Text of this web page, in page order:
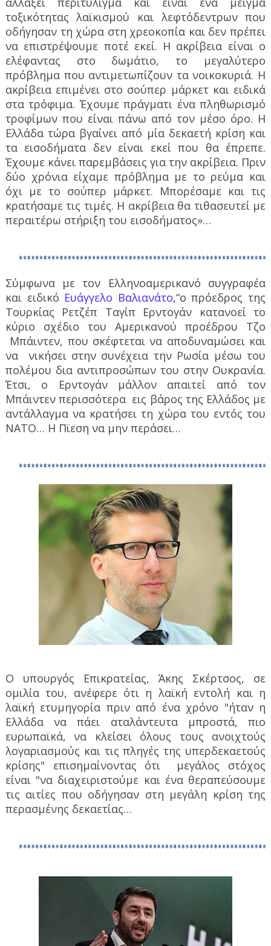
τοξικότητας λαϊκισμού και λεφτόδεντρων που
οδήγησαν τη χώρα στη χρεοκοπία και δεν πρέπει
να επιστρέψουμε ποτέ εκεί. Η ακρίβεια είναι ο
ελέφαντας στο δωμάτιο, το μεγαλύτερο
πρόβλημα που αντιμετωπίζουν τα νοικοκυριά. Η
ακρίβεια επιμένει στο σούπερ μάρκετ και ειδικά
στα τρόφιμα. Έχουμε πράγματι ένα πληθωρισμό
τροφίμων που είναι πάνω από τον μέσο όρο. Η
Ελλάδα τώρα βγαίνει από μία δεκαετή κρίση και
τα εισοδήματα δεν είναι εκεί που θα έπρεπε.
Έχουμε κάνει παρεμβάσεις για την ακρίβεια. Πριν
δύο χρόνια είχαμε πρόβλημα με το ρεύμα και
όχι με το σούπερ μάρκετ. Μπορέσαμε και τις
κρατήσαμε τις τιμές. Η ακρίβεια θα τιθασευτεί με
περαιτέρω στήριξη του εισοδήματος»…
Σύμφωνα με τον Ελληνοαμερικανό συγγραφέα
και ειδικό Ευάγγελο Βαλιανάτο,“ο πρόεδρος της
Τουρκίας Ρετζέπ Ταγίπ Ερντογάν κατανοεί το
κύριο σχέδιο του Αμερικανού προέδρου Τζο
Μπάιντεν, που σκέφτεται να αποδυναμώσει και
να νικήσει στην συνέχεια την Ρωσία μέσω του
πολέμου δια αντιπροσώπων του στην Ουκρανία.
Έτσι, ο Ερντογάν μάλλον απαιτεί από τον
Μπάιντεν περισσότερα εις βάρος της Ελλάδος με
αντάλλαγμα να κρατήσει τη χώρα του εντός του
ΝΑΤΟ… Η Πϊεση να μην περάσει…
Ο υπουργός Επικρατείας, Άκης Σκέρτσος, σε
ομιλία του, ανέφερε ότι η λαϊκή εντολή και η
λαϊκή ετυμηγορία πριν από ένα χρόνο "ήταν η
Ελλάδα να πάει αταλάντευτα μπροστά, πιο
ευρωπαϊκά, να κλείσει όλους τους ανοιχτούς
λογαριασμούς και τις πληγές της υπερδεκαετούς
κρίσης" επισημαίνοντας ότι
μεγάλος στόχος
είναι "να διαχειριστούμε και ένα θεραπεύσουμε
τις αιτίες που οδήγησαν στη μεγάλη κρίση της
περασμένης δεκαετίας…